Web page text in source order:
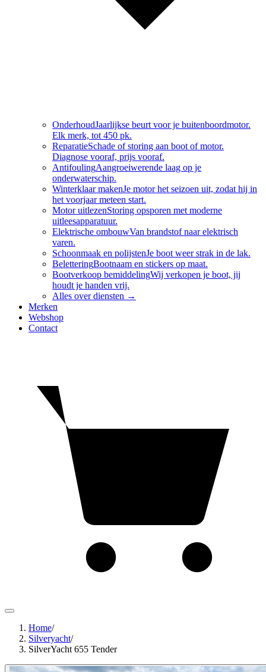
OnderhoudJaarlijkse beurt voor je buitenboordmotor.
Elk merk, tot 450 pk.
ReparatieSchade of storing aan boot of motor.
Diagnose vooraf, prijs vooraf.
AntifoulingAangroeiwerende laag op je
onderwaterschip.
Winterklaar makenJe motor het seizoen uit, zodat hij in
het voorjaar meteen start.
Motor uitlezenStoring opsporen met moderne
uitleesapparatuur.
Elektrische ombouwVan brandstof naar elektrisch
varen.
Schoonmaak en polijstenJe boot weer strak in de lak.
BeletteringBootnaam en stickers op maat.
Bootverkoop bemiddelingWij verkopen je boot, jij
houdt je handen vrij.
Alles overdiensten →
Merken
Webshop
Contact
Home/
Silveryacht/
SilverYacht 655 Tender